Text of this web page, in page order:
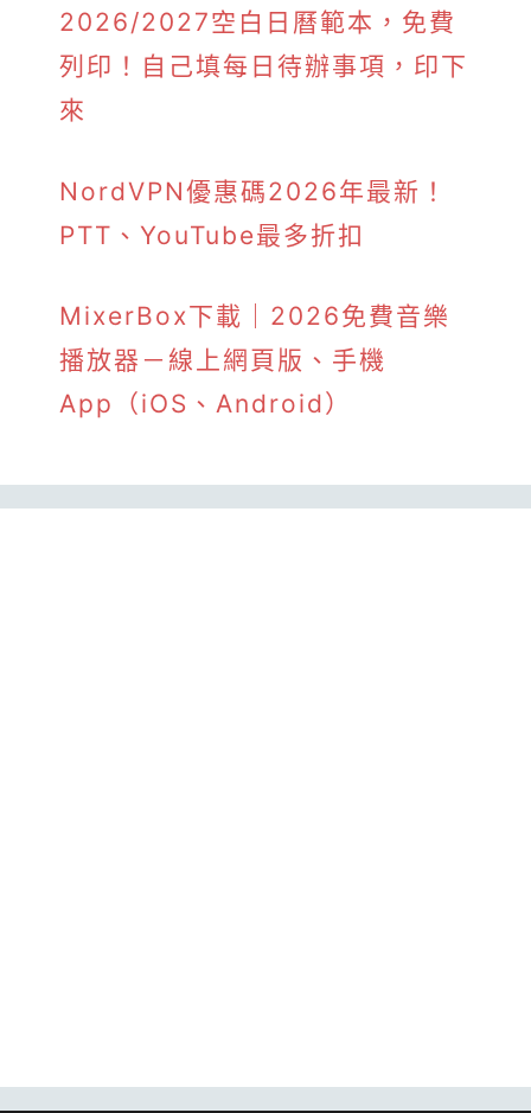
2026/2027空白日曆範本，免費
列印！自己填每日待辦事項，印下
來
NordVPN優惠碼2026年最新！
PTT、YouTube最多折扣
MixerBox下載｜2026免費音樂
播放器－線上網頁版、手機
App（iOS、Android）